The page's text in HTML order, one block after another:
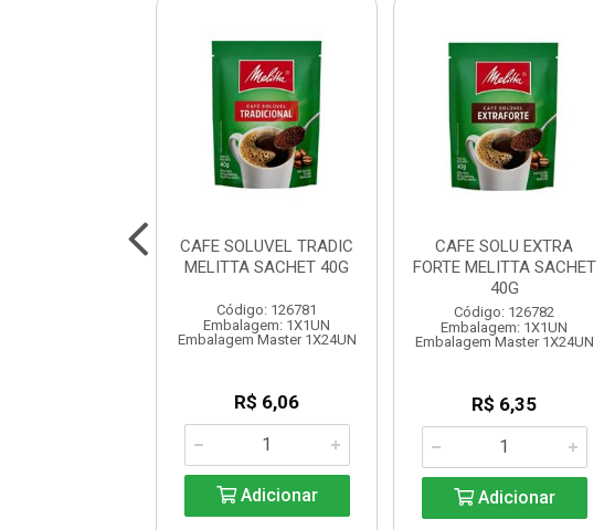
CAFE SOLUVEL TRADIC
MELITTA SACHET 40G
Código: 126781
Embalagem: 1X1UN
Embalagem Master 1X24UN
R$ 6,06
Adicionar
CAFE SOLU EXTRA
FORTE MELITTA SACHET
40G
Código: 126782
Embalagem: 1X1UN
Embalagem Master 1X24UN
R$ 6,35
Adicionar